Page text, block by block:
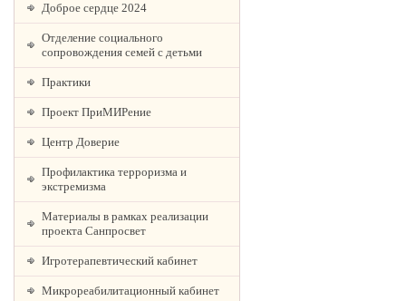
Доброе сердце 2024
Отделение социального
сопровождения семей с детьми
Практики
Проект ПриМИРение
Центр Доверие
Профилактика терроризма и
экстремизма
Материалы в рамках реализации
проекта Санпросвет
Игротерапевтический кабинет
Микрореабилитационный кабинет